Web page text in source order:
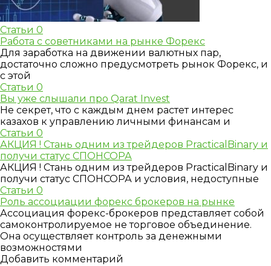
Статьи 0
Работа с советниками на рынке Форекс
Для заработка на движении валютных пар,
достаточно сложно предусмотреть рынок Форекс, и
с этой
Статьи 0
Вы уже слышали про Qarat Invest
Не секрет, что с каждым днем растет интерес
казахов к управлению личными финансам и
Статьи 0
АКЦИЯ ! Стань одним из трейдеров PracticalBinary и
получи статус СПОНСОРА
АКЦИЯ ! Стань одним из трейдеров PracticalBinary и
получи статус СПОНСОРА и условия, недоступные
Статьи 0
Роль ассоциации форекс брокеров на рынке
Ассоциация форекс-брокеров представляет собой
самоконтролируемое не торговое объединение.
Она осуществляет контроль за денежными
возможностями
Добавить комментарий